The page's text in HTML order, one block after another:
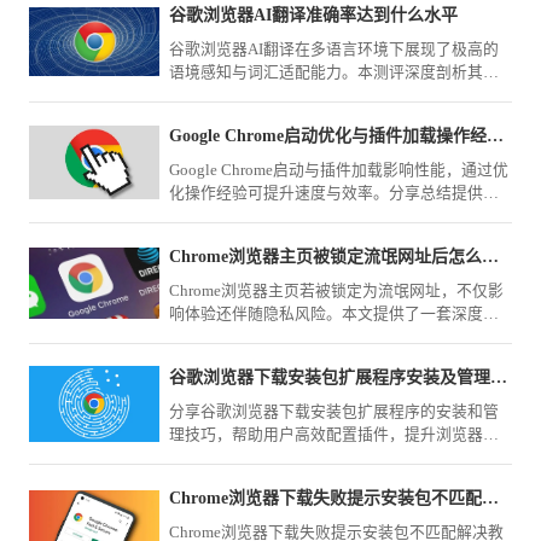
谷歌浏览器AI翻译准确率达到什么水平
谷歌浏览器AI翻译在多语言环境下展现了极高的
语境感知与词汇适配能力。本测评深度剖析其在
Google Chrome启动优化与插件加载操作经验分享
Google Chrome启动与插件加载影响性能，通过优
化操作经验可提升速度与效率。分享总结提供实
Chrome浏览器主页被锁定流氓网址后怎么通过注册表彻底修复
Chrome浏览器主页若被锁定为流氓网址，不仅影
响体验还伴随隐私风险。本文提供了一套深度清
谷歌浏览器下载安装包扩展程序安装及管理技巧
分享谷歌浏览器下载安装包扩展程序的安装和管
理技巧，帮助用户高效配置插件，提升浏览器功
Chrome浏览器下载失败提示安装包不匹配如何解决
Chrome浏览器下载失败提示安装包不匹配解决教